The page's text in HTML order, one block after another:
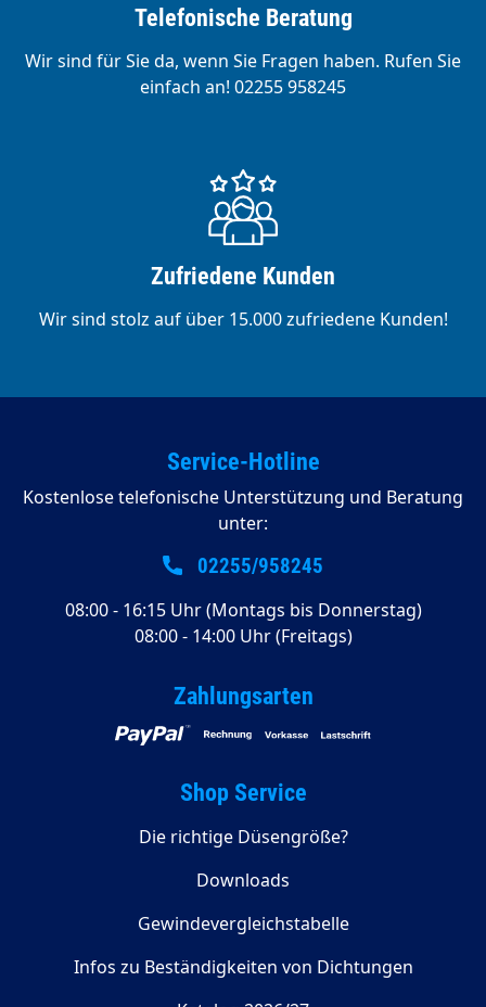
Telefonische Beratung
Wir sind für Sie da, wenn Sie Fragen haben. Rufen Sie
einfach an! 02255 958245
Zufriedene Kunden
Wir sind stolz auf über 15.000 zufriedene Kunden!
Service-Hotline
Kostenlose telefonische Unterstützung und Beratung
unter:
02255/958245
08:00 - 16:15 Uhr (Montags bis Donnerstag)
08:00 - 14:00 Uhr (Freitags)
Zahlungsarten
Shop Service
Die richtige Düsengröße?
Downloads
Gewindevergleichstabelle
Infos zu Beständigkeiten von Dichtungen